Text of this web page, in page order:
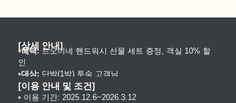
[상세 안내]
•혜택: 드오디네 핸드워시 선물 세트 증정, 객실 10% 할
인
•대상: 단박(1박) 투숙 고객님
[이용 안내 및 조건]
• 이용 기간: 2025.12.6~2026.3.12